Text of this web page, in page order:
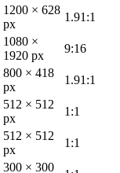
1200 × 628
px
1.91:1
1080 ×
1920 px
9:16
800 × 418
px
1.91:1
512 × 512
px
1:1
512 × 512
px
1:1
300 × 300